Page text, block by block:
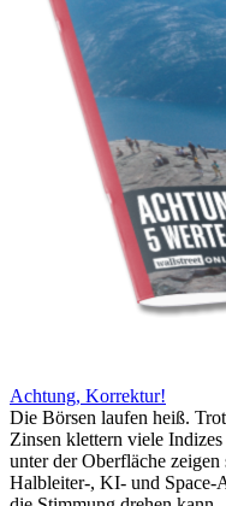
Achtung, Korrektur!
Die Börsen laufen heiß.
Zinsen klettern viele
unter der Oberfläche
Halbleiter-, KI- und Space-